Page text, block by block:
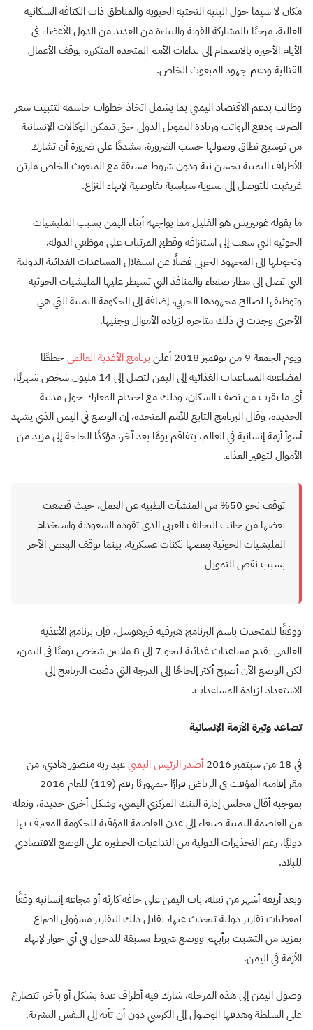
مكان لا سيما حول البنية التحتية الحيوية والمناطق ذات الكثافة السكانية
العالية، مرحبًا بالمشاركة القوية والبناءة من العديد من الدول الأعضاء في
الأيام الأخيرة بالانضمام إلى نداءات الأمم المتحدة المتكررة بوقف الأعمال
القتالية ودعم جهود المبعوث الخاص.
وطالب بدعم الاقتصاد اليمني بما يشمل اتخاذ خطوات حاسمة لتثبيت سعر
الصرف ودفع الرواتب وزيادة التمويل الدولي حتى تتمكن الوكالات الإنسانية
من توسيع نطاق وصولها حسب الضرورة، مشددًا على ضرورة أن تشارك
الأطراف اليمنية بحسن نية ودون شروط مسبقة مع المبعوث الخاص مارتن
غريفيث للتوصل إلى تسوية سياسية تفاوضية لإنهاء النزاع.
ما يقوله غوتيريس هو القليل مما يواجهه أبناء اليمن بسبب المليشيات
الحوثية التي سعت إلى استنزافه وقطع المرتبات على موظفي الدولة،
وتحويلها إلى المجهود الحربي فضلًا عن استغلال المساعدات الغذائية الدولية
التي تصل إلى مطار صنعاء والمنافذ التي تسيطر عليها المليشيات الحوثية
وتوظيفها لصالح مجهودها الحربي، إضافة إلى الحكومة اليمنية التي هي
الأخرى وجدت في ذلك متاجرة لزيادة الأموال وجنيها.
ويوم الجمعة 9 من نوفمبر 2018 أعلن برنامج الأغذية العالميخططًا
لمضاعفة المساعدات الغذائية إلى اليمن لتصل إلى 14 مليون شخص شهريًا،
أي ما يقرب من نصف السكان، وذلك مع احتدام المعارك حول مدينة
الحديدة، وقال البرنامج التابع للأمم المتحدة، إن الوضع في اليمن الذي يشهد
أسوأ أزمة إنسانية في العالم، يتفاقم يومًا بعد آخر، مؤكدًا الحاجة إلى مزيد من
الأموال لتوفير الغذاء.
توقف نحو 50% من المنشآت الطبية عن العمل، حيث قصفت
بعضها من جانب التحالف العربي الذي تقوده السعودية واستخدام
المليشيات الحوثية بعضها ثكنات عسكرية، بينما توقف البعض الآخر
بسبب نقص التمويل
ووفقًا للمتحدث باسم البرنامج هيرفيه فيرهوسل، فإن برنامج الأغذية
العالمي يقدم مساعدات غذائية لنحو 7 إلى 8 ملايين شخص يوميًا في اليمن،
لكن الوضع الآن أصبح أكثر إلحاحًا إلى الدرجة التي دفعت البرنامج إلى
الاستعداد لزيادة المساعدات.
تصاعد وتيرة الأزمة الإنسانية
في 18 من سبتمبر 2016 أصدر الرئيس اليمنيعبد ربه منصور هادي، من
مقر إقامته المؤقت في الرياض قرارًا جمهوريًا رقم (119) للعام 2016
بموجبه أقال مجلس إدارة البنك المركزي اليمني، وشكل أخرى جديدة، ونقله
من العاصمة اليمنية صنعاء إلى عدن العاصمة المؤقتة للحكومة المعترف بها
دوليًا، رغم التحذيرات الدولية من التداعيات الخطيرة على الوضع الاقتصادي
للبلاد.
وبعد أربعة أشهر من نقله، بات اليمن على حافة كارثة أو مجاعة إنسانية وفقًا
لمعطيات تقارير دولية تتحدث عنها، يقابل ذلك التقارير مسؤولي الصراع
بمزيد من التشبث برأيهم ووضع شروط مسبقة للدخول في أي حوار لإنهاء
الأزمة في اليمن.
وصول اليمن إلى هذه المرحلة، شارك فيه أطراف عدة بشكل أو بآخر، تتصارع
على السلطة وهدفها الوصول إلى الكرسي دون أن تأبه إلى النفس البشرية.